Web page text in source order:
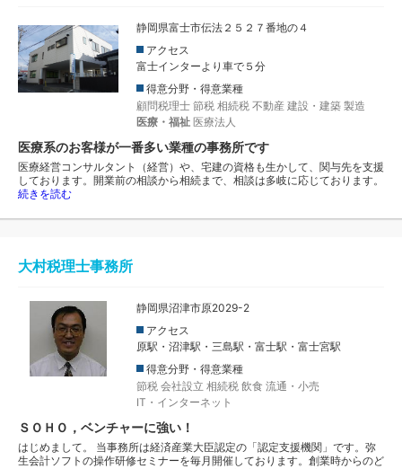
静岡県富士市伝法２５２７番地の４
アクセス
富士インターより車で５分
得意分野・得意業種
顧問税理士 節税 相続税 不動産 建設・建築 製造
医療・福祉 医療法人
医療系のお客様が一番多い業種の事務所です
医療経営コンサルタント（経営）や、宅建の資格も生かして、関与先を支援
しております。開業前の相談から相続まで、相談は多岐に応じております。
続きを読む
大村税理士事務所
静岡県沼津市原2029-2
アクセス
原駅・沼津駅・三島駅・富士駅・富士宮駅
得意分野・得意業種
節税 会社設立 相続税 飲食 流通・小売
IT・インターネット
ＳＯＨＯ，ベンチャーに強い！
はじめまして。 当事務所は経済産業大臣認定の「認定支援機関」です。弥
生会計ソフトの操作研修セミナーを毎月開催しております。創業時からのど